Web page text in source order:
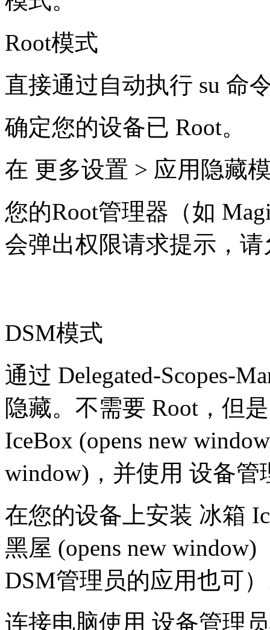
Root模式
直接通过自动执行 su 命
确定您的设备已 Root。
在 更多设置 > 应用隐藏
您的Root管理器（如
会弹出权限请求提示，
DSM模式
通过 Delegated-Scopes-
隐藏。不需要 Root，但
IceBox (opens new
window)，并使用 设备管
在您的设备上安装 冰箱
黑屋 (opens new
DSM管理员的应用也可
连接电脑使用 设备管理